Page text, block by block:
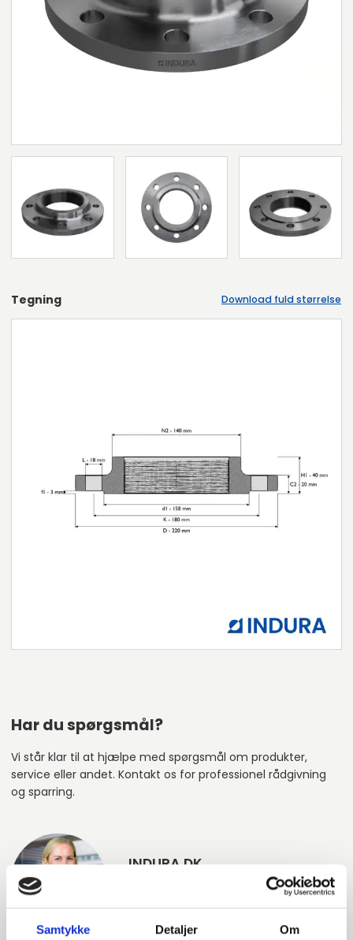
Samtykke Detaljer Om
Tegning Download fuld størrelse
Har du spørgsmål?
Vi står klar til at hjælpe med spørgsmål om produkter,
service eller andet. Kontakt os for professionel rådgivning
og sparring.
INDURA DK